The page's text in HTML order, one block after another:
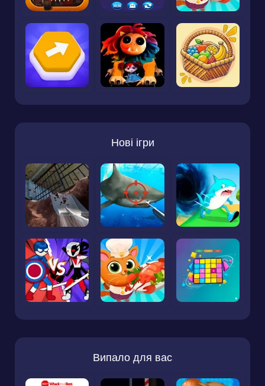
Нові ігри
Випало для вас